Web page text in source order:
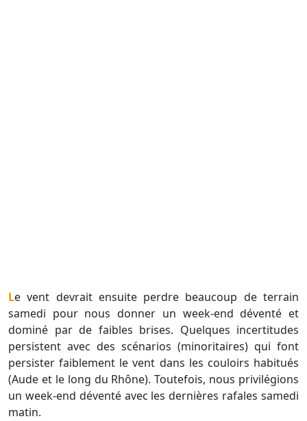
Le vent devrait ensuite perdre beaucoup de terrain
samedi pour nous donner un week-end déventé et
dominé par de faibles brises. Quelques incertitudes
persistent avec des scénarios (minoritaires) qui font
persister faiblement le vent dans les couloirs habitués
(Aude et le long du Rhône). Toutefois, nous privilégions
un week-end déventé avec les dernières rafales samedi
matin.